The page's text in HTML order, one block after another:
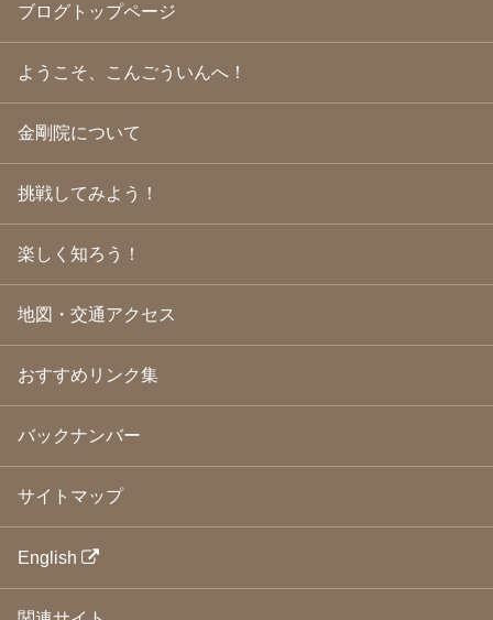
2009年10月(20)
2009年9月(20)
2009年8月 (18)
2009年7月
(21)
2009年6月(22)
2009年5月(20)
2009年2月(19)
2009年1月(25)
2008年12月 (22)
2008年9月(24)
2008年8月(24)
2008年7月
(23)
2008年6月(23)
2008年5月(21)
2008年4月(22)
2008年1月 (23)
2007年12月(26)
2007年11月
2007年10月
2007年9月(23)
ブログトップページ
ようこそ、こんごういんへ！
金剛院について
挑戦してみよう！
楽しく知ろう！
地図・交通アクセス
おすすめリンク集
バックナンバー
サイトマップ
English